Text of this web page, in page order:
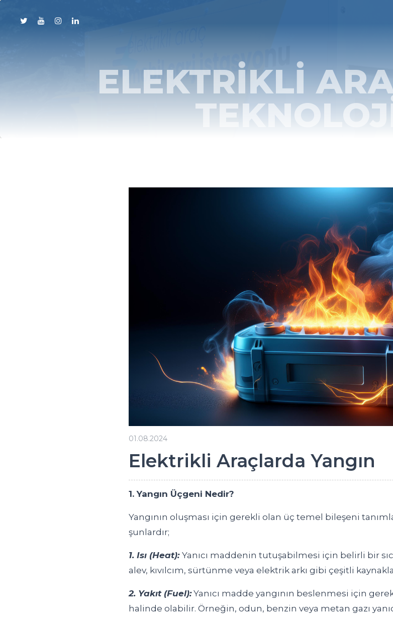
ELEKTRIKLI
01.08.2024
Elektrikli Araçlarda Yangın
1. Yangın Üçgeni Nedir?
Yangının oluşması için gerekli olan üç temel bileşeni
şunlardır;
1. Isı (Heat): Yanıcı maddenin tutuşabilmesi için belirli bir
alev, kıvılcım, sürtünme veya elektrik arkı gibi çeşitli
2. Yakıt (Fuel):Yanıcı madde yangının beslenmesi için
halinde olabilir. Örneğin, odun, benzin veya metan gazı